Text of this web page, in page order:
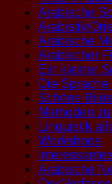
Arabische
Arabistik/
Arabische
Arabischer
Ein kleiner
Die Sprache
Schöne
Methoden
Linguistik
Workshops
Arabische